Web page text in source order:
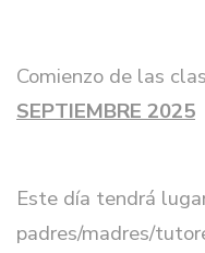
Comienzo de las
SEPTIEMBRE 2025
Este día tendrá
padres/madres/